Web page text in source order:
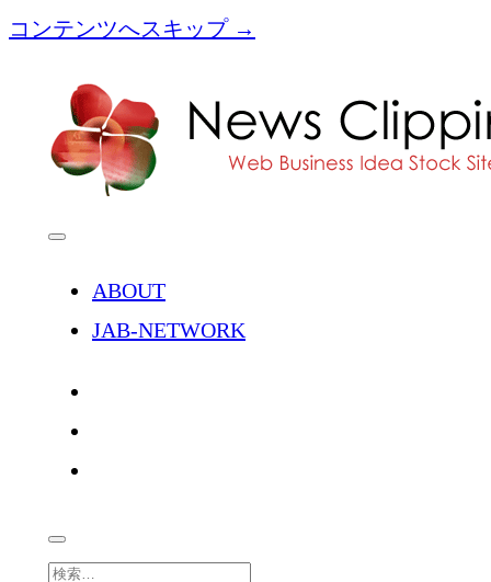
コンテンツへスキップ →
[NC]News
Clipping
メ
ABOUT
JAB-NETWORK
検